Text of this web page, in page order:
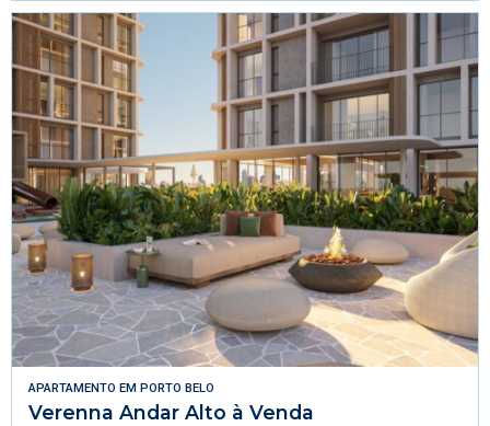
APARTAMENTO EM PORTO BELO
Verenna Andar Alto à Venda